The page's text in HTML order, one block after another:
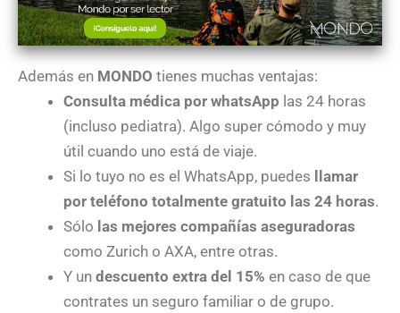
Además en MONDO tienes muchas ventajas:
Consulta médica por whatsApp las 24 horas
(incluso pediatra). Algo super cómodo y muy
útil cuando uno está de viaje.
Si lo tuyo no es el WhatsApp, puedes llamar
por teléfono totalmente gratuito las 24 horas.
Sólo las mejores compañías aseguradoras
como Zurich o AXA, entre otras.
Y un descuento extra del 15% en caso de que
contrates un seguro familiar o de grupo.